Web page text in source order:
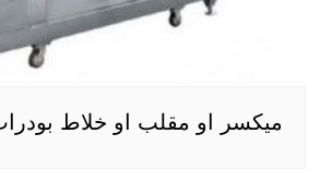
ميكسر او مقلب او خلاط